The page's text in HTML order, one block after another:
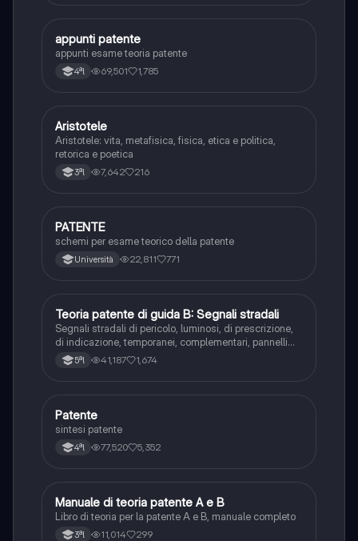
AAltro
appunti patente
appunti esame teoria patente
4ªl 69,501 1,785
Filosofia
Aristotele
Aristotele: vita, metafisica, fisica, etica e politica,
retorica e poetica
3ªl 7,642 216
PAltro
PATENTE
schemi per esame teorico della patente
Università 22,811 771
TEd. civ.
Teoria patente di guida B: Segnali stradali
Segnali stradali di pericolo, luminosi, di prescrizione,
di indicazione, temporanei, complementari, pannelli
integrativi, segnaletica orizzontale, segnalazioni
agenti del traffico, distanza di visibilità per l‘arresto,
5ªl 41,187 1,674
PAltro
Patente
sintesi patente
4ªl 77,520 5,352
MItaliano
Manuale di teoria patente A e B
Libro di teoria per la patente A e B, manuale completo
3ªl 11,014 299